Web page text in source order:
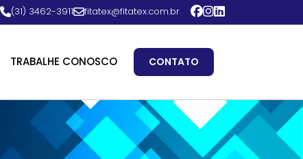
(31) 3462-3911 fitatex@fitatex.com.br
TRABALHE CONOSCO CONTATO